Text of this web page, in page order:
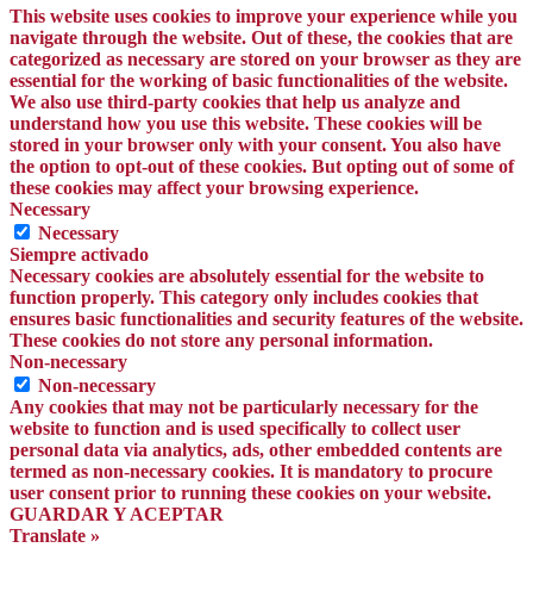
This website uses cookies to improve your experience while you
navigate through the website. Out of these, the cookies that are
categorized as necessary are stored on your browser as they are
essential for the working of basic functionalities of the website.
We also use third-party cookies that help us analyze and
understand how you use this website. These cookies will be
stored in your browser only with your consent. You also have
the option to opt-out of these cookies. But opting out of some of
these cookies may affect your browsing experience.
Necessary
Necessary
Siempre activado
Necessary cookies are absolutely essential for the website to
function properly. This category only includes cookies that
ensures basic functionalities and security features of the website.
These cookies do not store any personal information.
Non-necessary
Non-necessary
Any cookies that may not be particularly necessary for the
website to function and is used specifically to collect user
personal data via analytics, ads, other embedded contents are
termed as non-necessary cookies. It is mandatory to procure
user consent prior to running these cookies on your website.
GUARDAR Y ACEPTAR
Translate »